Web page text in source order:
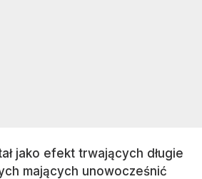
jako efekt trwających długie
mających unowocześnić